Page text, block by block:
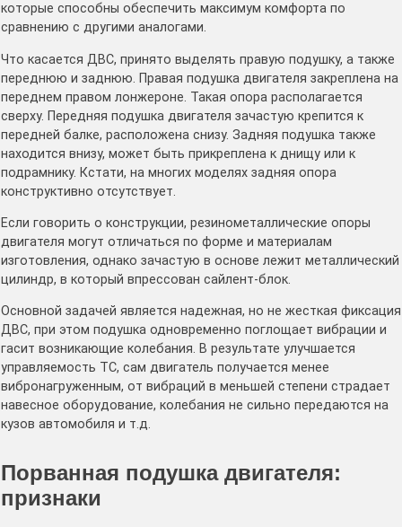
которые способны обеспечить максимум комфорта по
сравнению с другими аналогами.
Что касается ДВС, принято выделять правую подушку, а также
переднюю и заднюю. Правая подушка двигателя закреплена на
переднем правом лонжероне. Такая опора располагается
сверху. Передняя подушка двигателя зачастую крепится к
передней балке, расположена снизу. Задняя подушка также
находится внизу, может быть прикреплена к днищу или к
подрамнику. Кстати, на многих моделях задняя опора
конструктивно отсутствует.
Если говорить о конструкции, резинометаллические опоры
двигателя могут отличаться по форме и материалам
изготовления, однако зачастую в основе лежит металлический
цилиндр, в который впрессован сайлент-блок.
Основной задачей является надежная, но не жесткая фиксация
ДВС, при этом подушка одновременно поглощает вибрации и
гасит возникающие колебания. В результате улучшается
управляемость ТС, сам двигатель получается менее
вибронагруженным, от вибраций в меньшей степени страдает
навесное оборудование, колебания не сильно передаются на
кузов автомобиля и т.д.
Порванная подушка двигателя:
признаки